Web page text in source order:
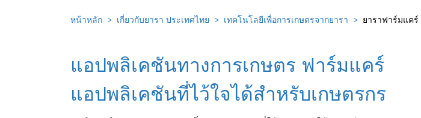
หน้าหลัก เกี่ยวกับยารา ประเทศไทย เทคโนโลยีเพื่อการเกษตรจากยารา ยาราฟาร์มแคร์
แอปพลิเคชันทางการเกษตร ฟาร์มแคร์
แอปพลิเคชันที่ไว้ใจได้สำหรับเกษตรกร